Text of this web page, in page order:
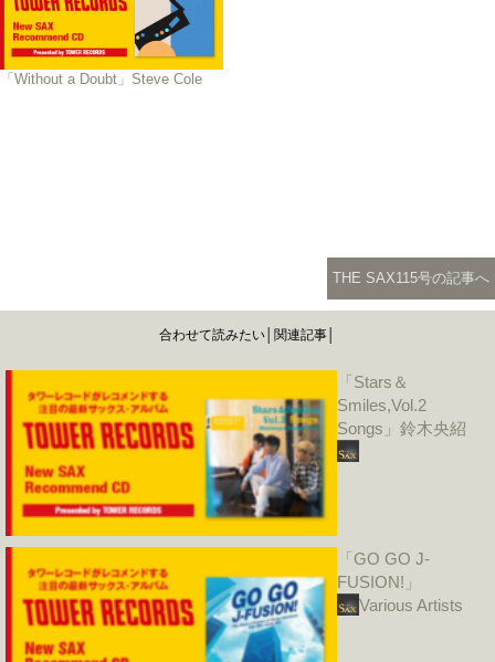
「Without a Doubt」Steve Cole
THE SAX115号の記事へ
合わせて読みたい│関連記事│
「Stars＆
Smiles,Vol.2
Songs」鈴木央紹
「GO GO J-
FUSION!」
Various Artists